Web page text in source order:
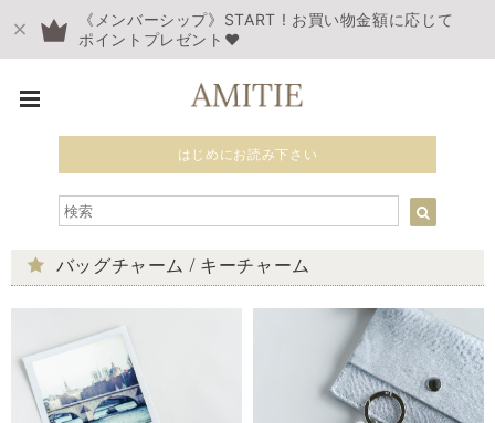
《メンバーシップ》START ! お買い物金額に応じて
ポイントプレゼント❤︎
はじめにお読み下さい
バッグチャーム / キーチャーム